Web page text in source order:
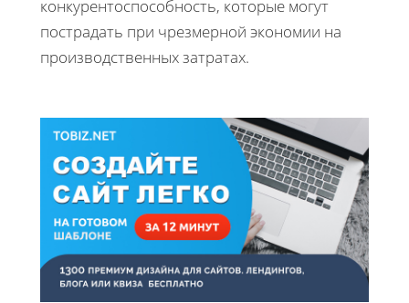
конкурентоспособность, которые могут
пострадать при чрезмерной экономии на
производственных затратах.